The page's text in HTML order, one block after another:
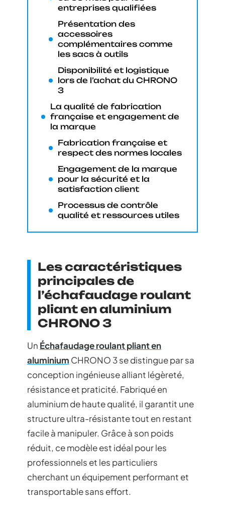
entreprises qualifiées
Présentation des
accessoires
complémentaires comme
les sacs à outils
Disponibilité et logistique
lors de l’achat du CHRONO
3
La qualité de fabrication
française et engagement de
la marque
Fabrication française et
respect des normes locales
Engagement de la marque
pour la sécurité et la
satisfaction client
Processus de contrôle
qualité et ressources utiles
Les caractéristiques
principales de
l’échafaudage roulant
pliant en aluminium
CHRONO 3
Un Échafaudage roulant pliant en
aluminium CHRONO 3 se distingue par sa
conception ingénieuse alliant légèreté,
résistance et praticité. Fabriqué en
aluminium de haute qualité, il garantit une
structure ultra-résistante tout en restant
facile à manipuler. Grâce à son poids
réduit, ce modèle est idéal pour les
professionnels et les particuliers
cherchant un équipement performant et
transportable sans effort.